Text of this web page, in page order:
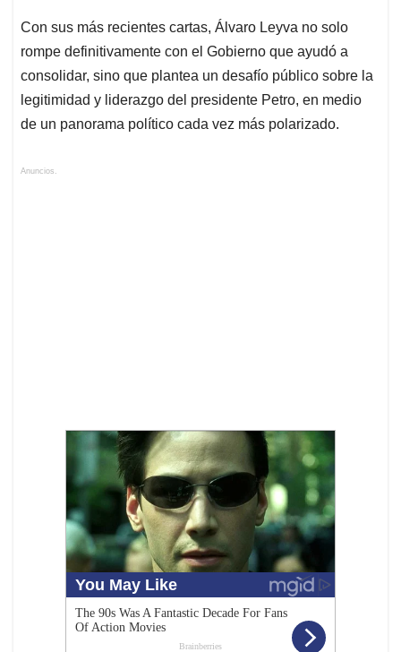
Con sus más recientes cartas, Álvaro Leyva no solo
rompe definitivamente con el Gobierno que ayudó a
consolidar, sino que plantea un desafío público sobre la
legitimidad y liderazgo del presidente Petro, en medio
de un panorama político cada vez más polarizado.
Anuncios.